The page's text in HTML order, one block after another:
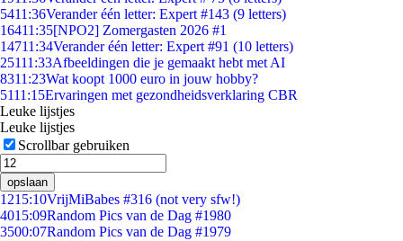
5411:36Verander één letter: Expert #143 (9 letters)
16411:35[NPO2] Zomergasten 2026 #1
14711:34Verander één letter: Expert #91 (10 letters)
25111:33Afbeeldingen die je gemaakt hebt met AI
8311:23Wat koopt 1000 euro in jouw hobby?
5111:15Ervaringen met gezondheidsverklaring CBR
Leuke lijstjes
Leuke lijstjes
Scrollbar gebruiken
opslaan
1215:10VrijMiBabes #316 (not very sfw!)
4015:09Random Pics van de Dag #1980
3500:07Random Pics van de Dag #1979